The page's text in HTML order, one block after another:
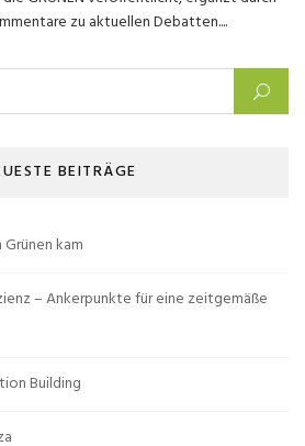
zu aktuellen Debatten....
BEITRÄGE
kam
– Ankerpunkte für eine zeitgemäße
Building